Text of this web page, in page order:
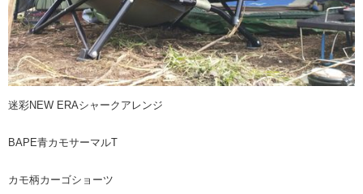
迷彩NEW ERAシャークアレンジ
BAPE青カモサーマルT
カモ柄カーゴショーツ